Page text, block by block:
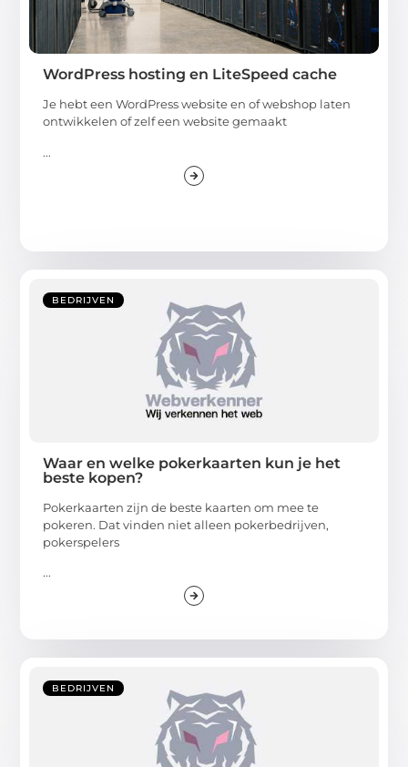
WordPress hosting en LiteSpeed cache
Je hebt een WordPress website en of webshop laten
ontwikkelen of zelf een website gemaakt
...
BEDRIJVEN
Waar en welke pokerkaarten kun je het
beste kopen?
Pokerkaarten zijn de beste kaarten om mee te
pokeren. Dat vinden niet alleen pokerbedrijven,
pokerspelers
...
BEDRIJVEN